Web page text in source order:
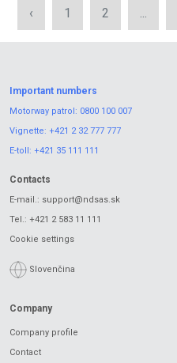
‹ 1 2 ...
Important numbers
Motorway patrol: 0800 100 007
Vignette: +421 2 32 777 777
E-toll: +421 35 111 111
Contacts
E-mail.: support@ndsas.sk
Tel.: +421 2 583 11 111
Cookie settings
Slovenčina
Company
Company profile
Contact